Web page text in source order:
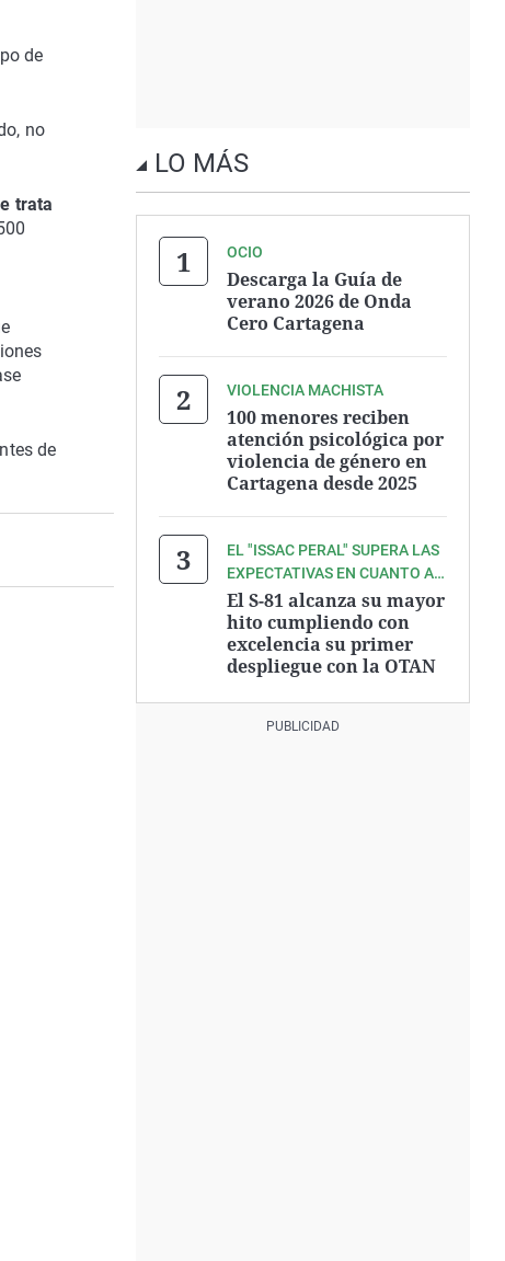
de
no
trata
de
LO MÁS
OCIO
Descarga la Guía de
verano 2026 de Onda
Cero Cartagena
VIOLENCIA MACHISTA
100 menores reciben
atención psicológica por
violencia de género en
Cartagena desde 2025
EL "ISSAC PERAL" SUPERA LAS
EXPECTATIVAS EN CUANTO A
RENDIMIENTO
El S-81 alcanza su mayor
hito cumpliendo con
excelencia su primer
despliegue con la OTAN